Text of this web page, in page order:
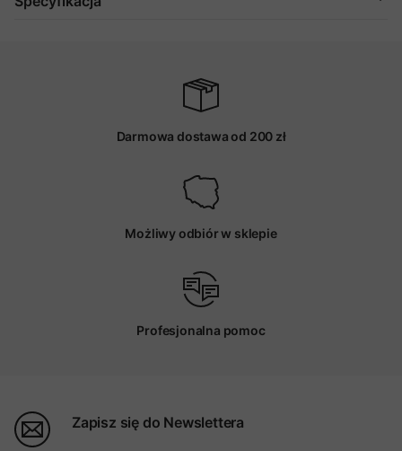
Darmowa dostawa od 200 zł
Możliwy odbiór w sklepie
Profesjonalna pomoc
Zapisz się do Newslettera